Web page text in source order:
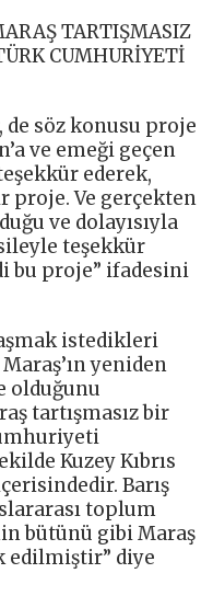
TARTIŞMASIZ
CUMHURİYETİ
de söz konusu proje
ve emeği geçen
ederek,
proje. Ve gerçekten
ve dolayısıyla
teşekkür
bu proje” ifadesini
istedikleri
yeniden
olduğunu
tartışmasız bir
Kuzey Kıbrıs
Barış
toplum
bütünü gibi Maraş
edilmiştir” diye